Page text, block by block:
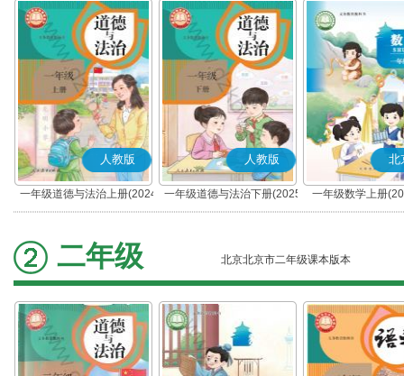
人教版
一年级道德与法治上册(2024
秋版)(部编版)
人教版
一年级道德与法治下册(2025
春版)(部编版)
北
一年级数学上册
二年级 北京北京市二年级课本版本